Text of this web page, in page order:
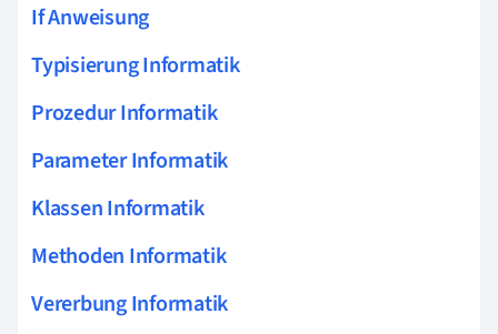
If Anweisung
Typisierung Informatik
Prozedur Informatik
Parameter Informatik
Klassen Informatik
Methoden Informatik
Vererbung Informatik